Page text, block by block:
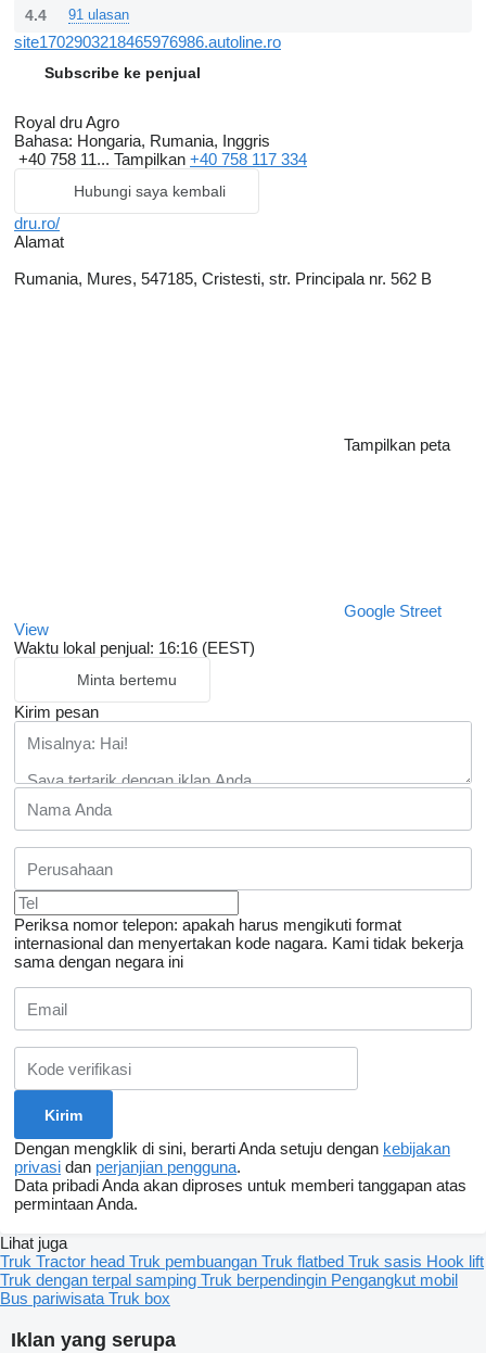
4.4 91 ulasan
site1702903218465976986.autoline.ro
Subscribe ke penjual
Royal dru Agro
Bahasa: Hongaria, Rumania, Inggris
+40 758 11... Tampilkan +40 758 117 334
Hubungi saya kembali
dru.ro/
Alamat
Rumania, Mures, 547185, Cristesti, str. Principala nr. 562 B
Tampilkan peta
Google Street
View
Waktu lokal penjual: 16:16 (EEST)
Minta bertemu
Kirim pesan
Periksa nomor telepon: apakah harus mengikuti format
internasional dan menyertakan kode nagara. Kami tidak bekerja
sama dengan negara ini
Dengan mengklik di sini, berarti Anda setuju dengan kebijakan
privasi dan perjanjian pengguna.
Data pribadi Anda akan diproses untuk memberi tanggapan atas
permintaan Anda.
Iklan yang serupa
Lihat juga
Truk Tractor head Truk pembuangan Truk flatbed Truk sasis Hook lift
Truk dengan terpal samping Truk berpendingin Pengangkut mobil
Bus pariwisata Truk box